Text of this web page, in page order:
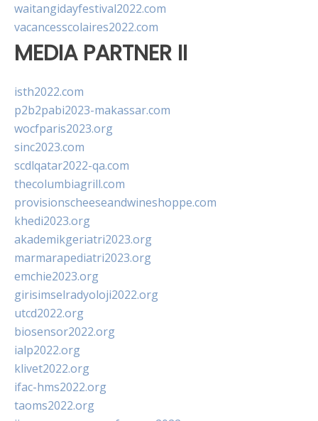
waitangidayfestival2022.com
vacancesscolaires2022.com
MEDIA PARTNER II
isth2022.com
p2b2pabi2023-makassar.com
wocfparis2023.org
sinc2023.com
scdlqatar2022-qa.com
thecolumbiagrill.com
provisionscheeseandwineshoppe.com
khedi2023.org
akademikgeriatri2023.org
marmarapediatri2023.org
emchie2023.org
girisimselradyoloji2022.org
utcd2022.org
biosensor2022.org
ialp2022.org
klivet2022.org
ifac-hms2022.org
taoms2022.org